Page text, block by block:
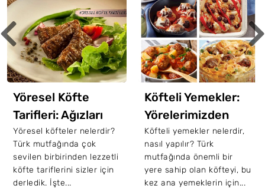
Köfteli Yemekler:
Yörelerimizden
Doyurucu Ve Nefis
13 Köfteli Yemek
Tarifi
Köfteli yemekler nelerdir,
nasıl yapılır? Türk
mutfağında önemli bir
yere sahip olan köfteyi, bu
kez ana yemeklerin için...
Köfte Nasıl Ortaya
Çıktı? İyi Köfte
Yapmanın Püf
Noktaları Nelerdir?
Köftenin tarihçesi
hakkında neler biliyoruz?
Köfte nasıl ortaya çıktı?
Peki, iyi, lezzetli köfte
yapmanın püf noktaları ...